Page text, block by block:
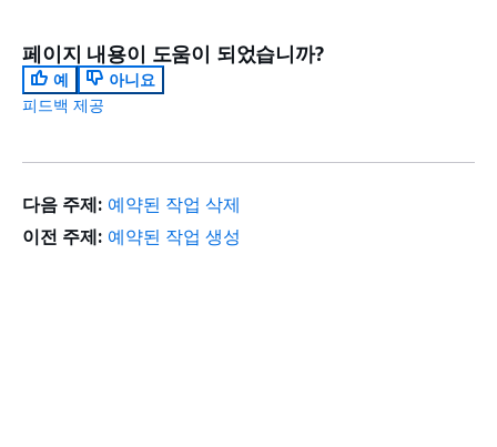
페이지 내용이 도움이 되었습니까?
예
아니요
피드백 제공
다음 주제: 예약된 작업 삭제
이전 주제: 예약된 작업 생성